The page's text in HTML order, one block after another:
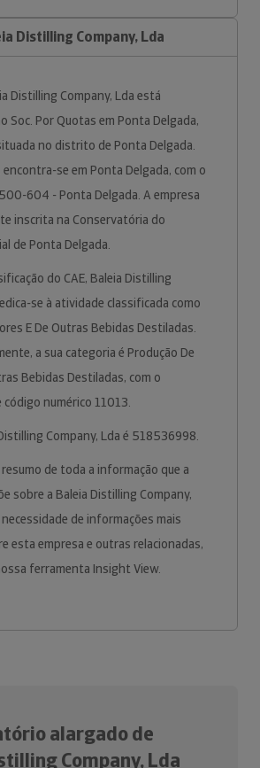
Distilling Company, Lda
Distilling Company, Lda está
Soc. Por Quotas em Ponta Delgada,
no distrito de Ponta Delgada.
se em Ponta Delgada, com o
604 - Ponta Delgada. A empresa
inscrita na Conservatória do
de Ponta Delgada.
do CAE, Baleia Distilling
se à atividade classificada como
E De Outras Bebidas Destiladas.
a sua categoria é Produção De
Bebidas Destiladas, com o
numérico 11013.
Company, Lda é 518536998.
de toda a informação que a
sobre a Baleia Distilling Company,
necessidade de informações mais
esta empresa e outras relacionadas,
ferramenta Insight View.
alargado de
Company, Lda